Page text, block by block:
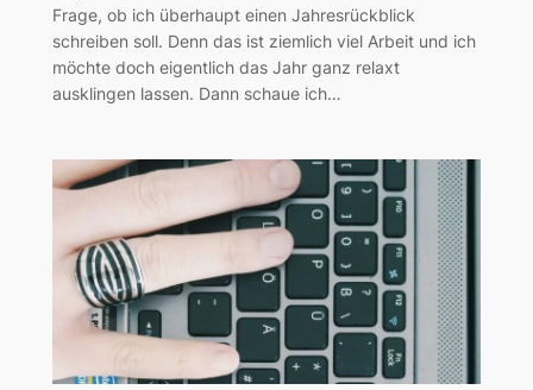
Frage, ob ich überhaupt einen Jahresrückblick
schreiben soll. Denn das ist ziemlich viel Arbeit und ich
möchte doch eigentlich das Jahr ganz relaxt
ausklingen lassen. Dann schaue ich…